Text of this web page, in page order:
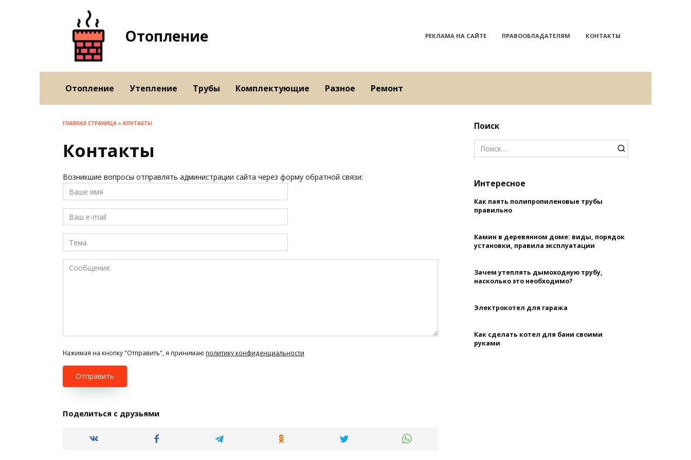
Отопление РЕКЛАМА НА САЙТЕ ПРАВООБЛАДАТЕЛЯМ КОНТАКТЫ
Отопление Утепление Трубы Комплектующие Разное Ремонт
ГЛАВНАЯ СТРАНИЦА » КОНТАКТЫ
Контакты
Возникшие вопросы отправлять администрации сайта через форму обратной связи:
Нажимая на кнопку "Отправить", я принимаю политику конфиденциальности
Отправить
Поделиться с друзьями
Поиск
Search
for:
Интересное
Как паять полипропиленовые трубы
правильно
Камин в деревянном доме: виды, порядок
установки, правила эксплуатации
Зачем утеплять дымоходную трубу,
насколько это необходимо?
Электрокотел для гаража
Как сделать котел для бани своими
руками